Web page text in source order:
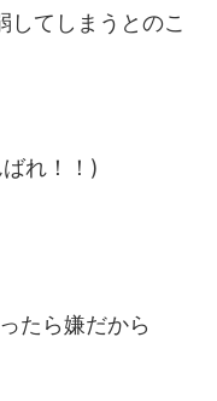
してしまうとのこ
れ！！)
たら嫌だから